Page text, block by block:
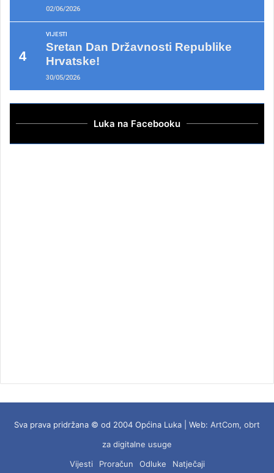
02/06/2026
VIJESTI
Sretan Dan Državnosti Republike
Hrvatske!
30/05/2026
Luka na Facebooku
Sva prava pridržana © od 2004 Općina Luka | Web: ArtCom, obrt
za digitalne usuge
Vijesti
Proračun Odluke Natječaji